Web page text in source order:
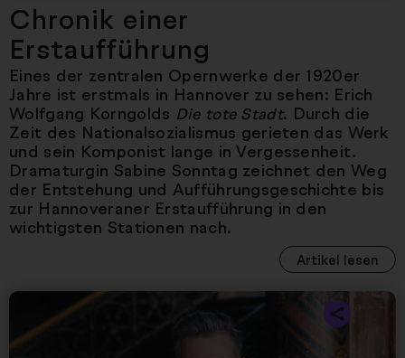
Chronik einer
Erstaufführung
Eines der zentralen Opernwerke der 1920er
Jahre ist erstmals in Hannover zu sehen: Erich
Wolfgang Korngolds Die tote Stadt. Durch die
Zeit des Nationalsozialismus gerieten das Werk
und sein Komponist lange in Vergessenheit.
Dramaturgin Sabine Sonntag zeichnet den Weg
der Entstehung und Aufführungsgeschichte bis
zur Hannoveraner Erstaufführung in den
wichtigsten Stationen nach.
Artikel lesen
Nächster Artikel